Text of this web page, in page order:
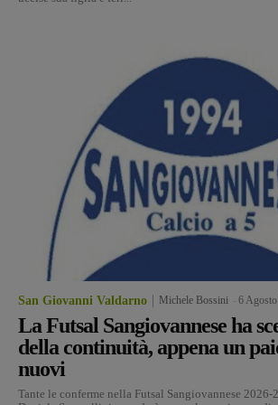
San Giovanni Valdarno Michele Bossini 6
La Futsal Sangiovannese ha
della continuità, appena un
nuovi
Tante le conferme nella Futsal Sangiovannese 2026-